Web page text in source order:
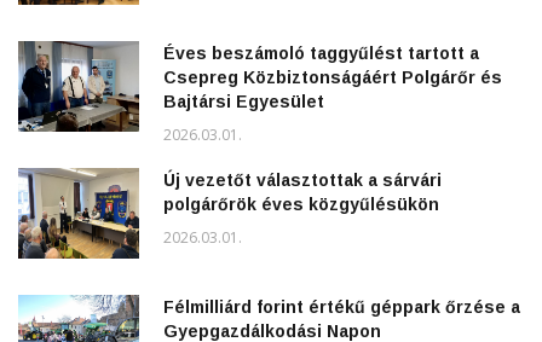
Éves beszámoló taggyűlést tartott a
Csepreg Közbiztonságáért Polgárőr és
Bajtársi Egyesület
2026.03.01.
Új vezetőt választottak a sárvári
polgárőrök éves közgyűlésükön
2026.03.01.
Félmilliárd forint értékű géppark őrzése a
Gyepgazdálkodási Napon